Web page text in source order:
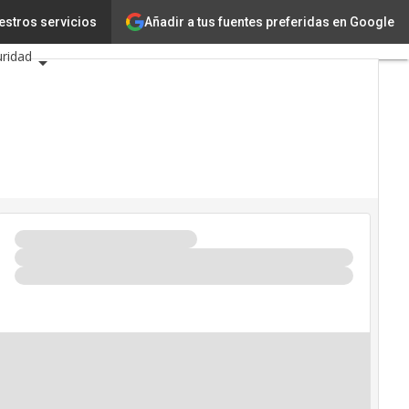
Añadir a tus fuentes preferidas en Google
servicios